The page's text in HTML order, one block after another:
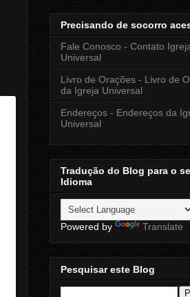
Precisando de socorro
Fale Conosco - Contato
Universal
Livro de Orações - Livro de
da Igreja Universal
Endereços - Endereços da
Universal
Tradução do Blog para o
Idioma
Powered by Translate
Pesquisar este Blog